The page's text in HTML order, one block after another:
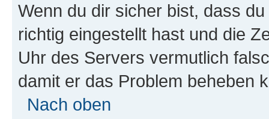
Wenn du dir sicher bist, dass
richtig eingestellt hast und die
Uhr des Servers vermutlich
damit er das Problem beheben
Nach oben